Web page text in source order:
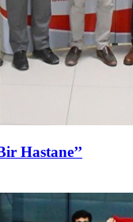
Hastane’’